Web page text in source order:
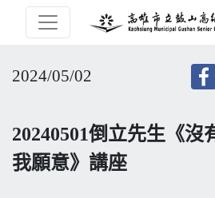
2024/05/02
20240501倒立先生《沒
我願意》講座